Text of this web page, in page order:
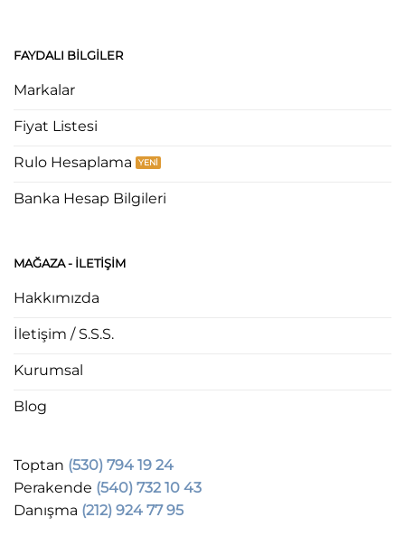
FAYDALI BILGILER
Markalar
Fiyat Listesi
Rulo Hesaplama
Banka Hesap Bilgileri
MAĞAZA - ILETIŞIM
Hakkımızda
İletişim / S.S.S.
Kurumsal
Blog
Toptan (530) 794 19 24
Perakende (540) 732 10 43
Danışma (212) 924 77 95